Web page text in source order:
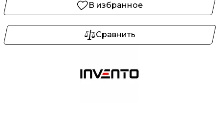
В избранное
Сравнить